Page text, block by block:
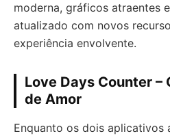
moderna, gráficos atraentes
atualizado com novos
experiência envolvente.
Love Days Counter –
de Amor
Enquanto os dois aplicativos